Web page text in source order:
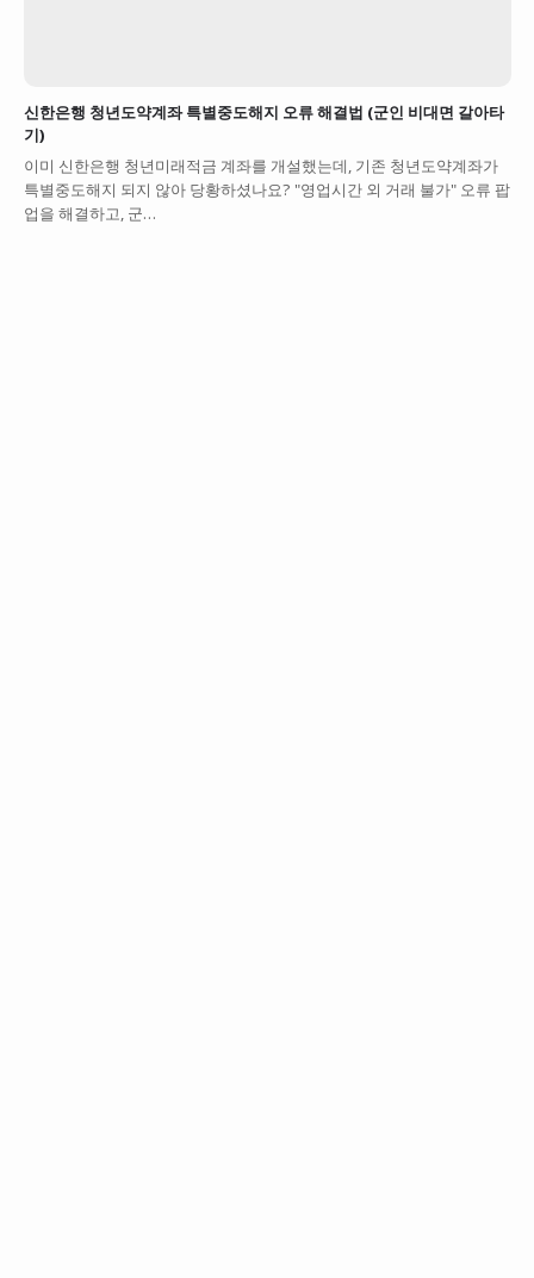
신한은행 청년도약계좌 특별중도해지 오류 해결법 (군인 비대면 갈아타
기)
이미 신한은행 청년미래적금 계좌를 개설했는데, 기존 청년도약계좌가
특별중도해지 되지 않아 당황하셨나요? "영업시간 외 거래 불가" 오류 팝
업을 해결하고, 군…